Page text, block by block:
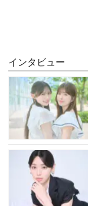
インタビュー